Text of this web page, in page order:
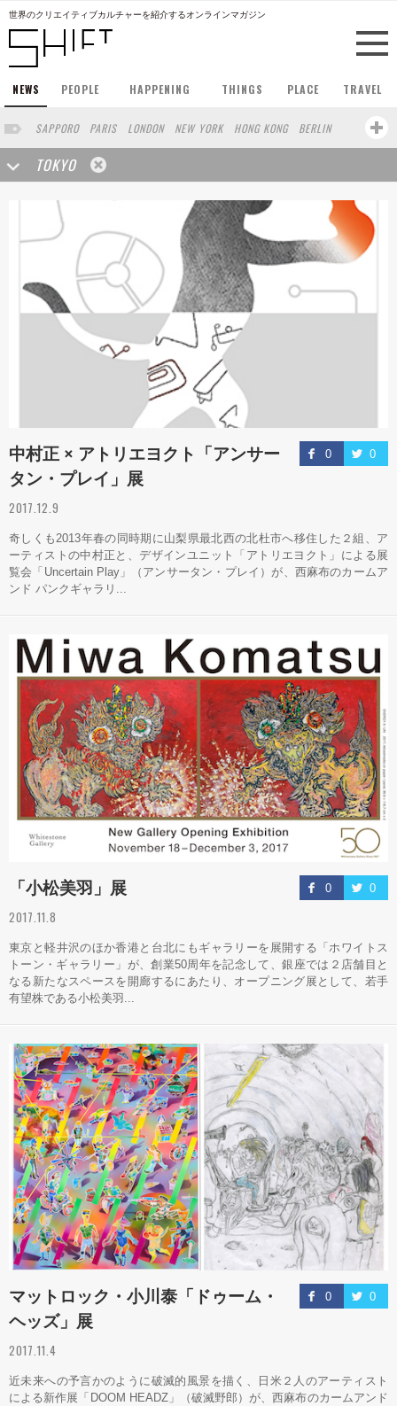
世界のクリエイティブカルチャーを紹介するオンラインマガジン
NEWS PEOPLE HAPPENING THINGS PLACE TRAVEL
SAPPORO PARIS LONDON NEW YORK HONG KONG
BERLIN
BARCELONA
SINGAPORE STOCKHOLM
SAN FRANCISCO
AMSTERDAM
MILAN
LOS ANGELES
SHANGHAI WIEN HAMBURG MADRID
ZURICH
FUKUOKA
BEIJING
YAMAGUCHI
TAIPEI
COPENHAGEN
HELSINKI
MITO SENDAI MELBOURNE PORTLAND
DUBAI
FRANKFURT
CHICAGO KOBE AOMORI NAGOYA
VENICE
BASEL RIO DE JANEIRO CHIBA
HIROSHIMA
NIIGATA
NARA GIFU GUNMA BANGKOK
KANAGAWA
ATHENS
KASSEL MUNSTER HAKONE SAITAMA
AICHI
TAKAMATSU
KAWASAKI POLAND
KAOHSIUNG
SHENZHEN KUMAMOTO YAMAGATA
TOKYO
0 0
中村正 × アトリエヨクト「アンサー
タン・プレイ」展
2017.12.9
奇しくも2013年春の同時期に山梨県最北西の北杜市へ移住した２組、ア
ーティストの中村正と、デザインユニット「アトリエヨクト」による展
覧会「Uncertain Play」（アンサータン・プレイ）が、西麻布のカームア
ンド パンクギャラリ...
0 0
「小松美羽」展
2017.11.8
東京と軽井沢のほか香港と台北にもギャラリーを展開する「ホワイトス
トーン・ギャラリー」が、創業50周年を記念して、銀座では２店舗目と
なる新たなスペースを開廊するにあたり、オープニング展として、若手
有望株である小松美羽...
0 0
マットロック・小川泰「ドゥーム・
ヘッズ」展
2017.11.4
近未来への予言かのように破滅的風景を描く、日米２人のアーティスト
による新作展「DOOM HEADZ」（破滅野郎）が、西麻布のカームアンド